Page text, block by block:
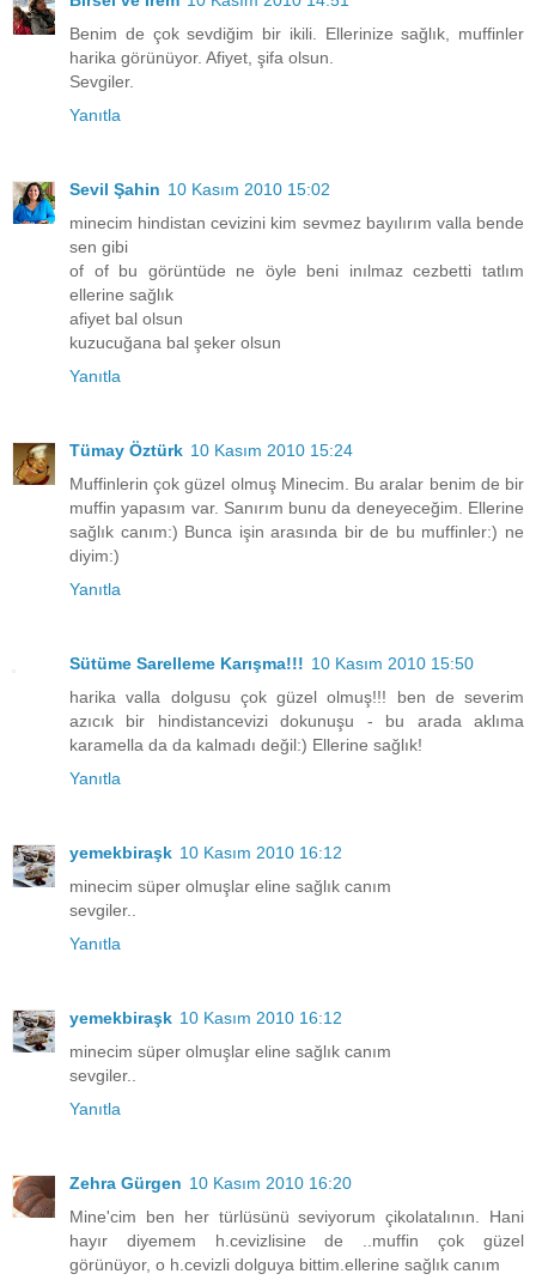
Benim de çok sevdiğim bir ikili. Ellerinize sağlık, muffinler
harika görünüyor. Afiyet, şifa olsun.
Sevgiler.
Yanıtla
Sevil Şahin 10 Kasım 2010 15:02
minecim hindistan cevizini kim sevmez bayılırım valla bende
sen gibi
of of bu görüntüde ne öyle beni inılmaz cezbetti tatlım
ellerine sağlık
afiyet bal olsun
kuzucuğana bal şeker olsun
Yanıtla
Tümay Öztürk 10 Kasım 2010 15:24
Muffinlerin çok güzel olmuş Minecim. Bu aralar benim de bir
muffin yapasım var. Sanırım bunu da deneyeceğim. Ellerine
sağlık canım:) Bunca işin arasında bir de bu muffinler:) ne
diyim:)
Yanıtla
Sütüme Sarelleme Karışma!!! 10 Kasım 2010 15:50
harika valla dolgusu çok güzel olmuş!!! ben de severim
azıcık bir hindistancevizi dokunuşu - bu arada aklıma
karamella da da kalmadı değil:) Ellerine sağlık!
Yanıtla
yemekbiraşk 10 Kasım 2010 16:12
minecim süper olmuşlar eline sağlık canım
sevgiler..
Yanıtla
yemekbiraşk 10 Kasım 2010 16:12
minecim süper olmuşlar eline sağlık canım
sevgiler..
Yanıtla
Zehra Gürgen 10 Kasım 2010 16:20
Mine'cim ben her türlüsünü seviyorum çikolatalının. Hani
hayır diyemem h.cevizlisine de ..muffin çok güzel
görünüyor, o h.cevizli dolguya bittim.ellerine sağlık canım